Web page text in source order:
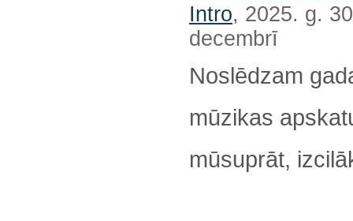
Intro, 2025. g.
decembrī
Noslēdzam
mūzikas
mūsuprāt,